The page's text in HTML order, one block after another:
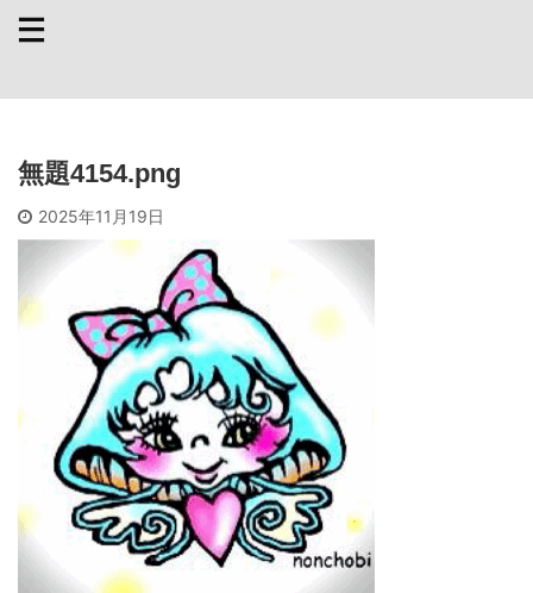
無題4154.png
2025年11月19日